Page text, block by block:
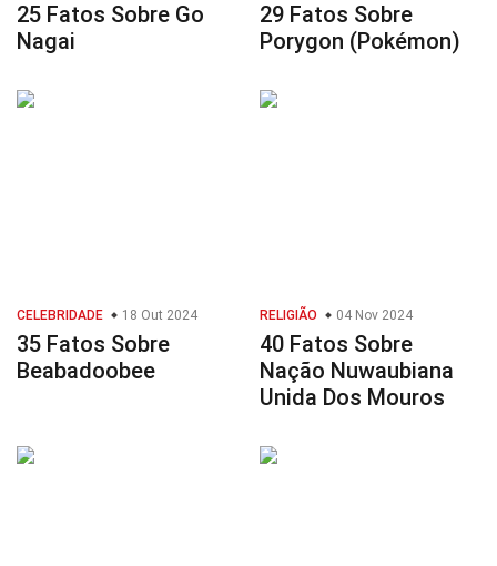
25 Fatos Sobre Go
Nagai
29 Fatos Sobre
Porygon (Pokémon)
CELEBRIDADE 18 Out 2024
35 Fatos Sobre
Beabadoobee
RELIGIÃO 04 Nov 2024
40 Fatos Sobre
Nação Nuwaubiana
Unida Dos Mouros